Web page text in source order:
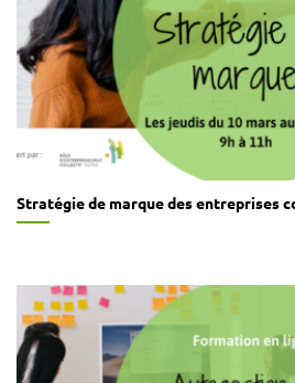
Stratégie de marque des entreprises